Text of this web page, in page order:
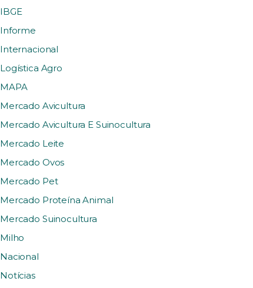
IBGE
Informe
Internacional
Logística Agro
MAPA
Mercado Avicultura
Mercado Avicultura E Suinocultura
Mercado Leite
Mercado Ovos
Mercado Pet
Mercado Proteína Animal
Mercado Suinocultura
Milho
Nacional
Notícias